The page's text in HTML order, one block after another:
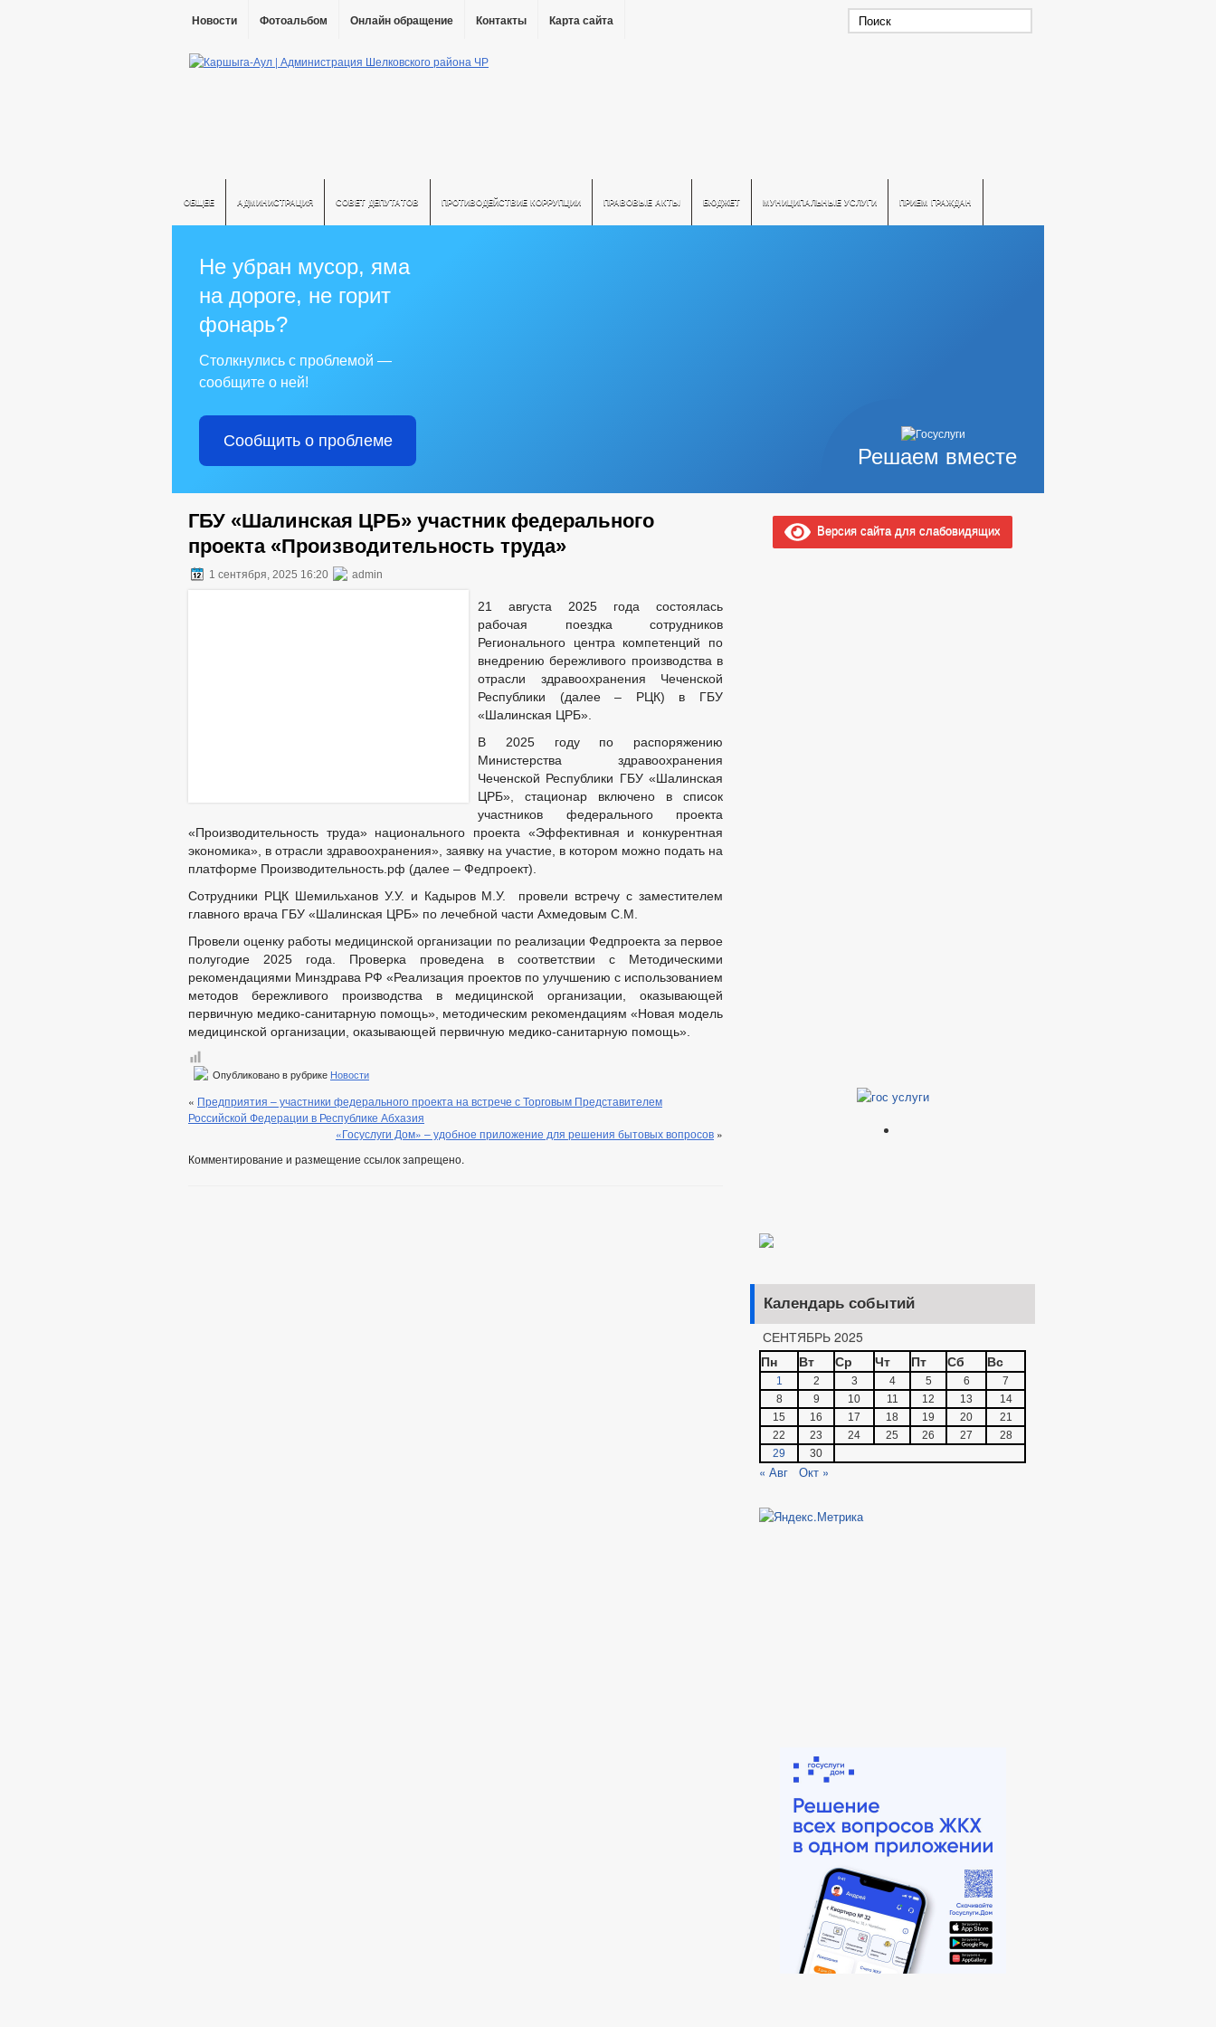
Новости Фотоальбом Онлайн обращение Контакты Карта сайта
ОБЩЕЕ АДМИНИСТРАЦИЯ СОВЕТ ДЕПУТАТОВ ПРОТИВОДЕЙСТВИЕ КОРРУПЦИИ ПРАВОВЫЕ АКТЫ БЮДЖЕТ МУНИЦИПАЛЬНЫЕ УСЛУГИ ПРИЕМ ГРАЖДАН
Решаем вместе
Не убран мусор, яма
на дороге, не горит
фонарь?
Столкнулись с проблемой —
сообщите о ней!
Сообщить о проблеме
ГБУ «Шалинская ЦРБ» участник федерального
проекта «Производительность труда»
1 сентября, 2025 16:20 admin
21 августа 2025 года состоялась
рабочая поездка сотрудников
Регионального центра компетенций по
внедрению бережливого производства в
отрасли здравоохранения Чеченской
Республики (далее – РЦК) в ГБУ
«Шалинская ЦРБ».
В 2025 году по распоряжению
Министерства здравоохранения
Чеченской Республики ГБУ «Шалинская
ЦРБ», стационар включено в список
участников федерального проекта
«Производительность труда» национального проекта «Эффективная и конкурентная
экономика», в отрасли здравоохранения», заявку на участие, в котором можно подать на
платформе Производительность.рф (далее – Федпроект).
Сотрудники РЦК Шемильханов У.У. и Кадыров М.У. провели встречу с заместителем
главного врача ГБУ «Шалинская ЦРБ» по лечебной части Ахмедовым С.М.
Провели оценку работы медицинской организации по реализации Федпроекта за первое
полугодие 2025 года. Проверка проведена в соответствии с Методическими
рекомендациями Минздрава РФ «Реализация проектов по улучшению с использованием
методов бережливого производства в медицинской организации, оказывающей
первичную медико-санитарную помощь», методическим рекомендациям «Новая модель
медицинской организации, оказывающей первичную медико-санитарную помощь».
Опубликовано в рубрике Новости
« Предприятия – участники федерального проекта на встрече с Торговым Представителем
Российской Федерации в Республике Абхазия
«Госуслуги Дом» – удобное приложение для решения бытовых вопросов »
Комментирование и размещение ссылок запрещено.
Версия сайта для слабовидящих
Календарь событий
СЕНТЯБРЬ 2025
Пн
Вт Ср Чт Пт Сб Вс
1 2 3 4 5 6
7
8
9 10 11 12 13
14
15
16 17 18 19 20
21
22
23 24 25 26 27
28
29
30
« Авг Окт »